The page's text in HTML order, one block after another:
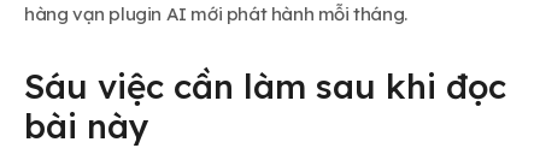
hàng vạn plugin AI mới phát hành mỗi tháng.
Sáu việc cần làm sau khi đọc
bài này